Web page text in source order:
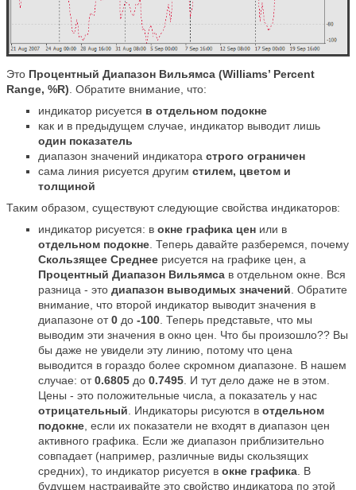
Это Процентный Диапазон Вильямса (Williams’ Percent
Range, %R) . Обратите внимание, что:
индикатор рисуется в отдельном подокне
как и в предыдущем случае, индикатор выводит лишь
один показатель
диапазон значений индикатора строго ограничен
сама линия рисуется другим стилем, цветом и
толщиной
Таким образом, существуют следующие свойства индикаторов:
индикатор рисуется: в окне графика цен или в
отдельном подокне . Теперь давайте разберемся, почему
Скользящее Среднее рисуется на графике цен, а
Процентный Диапазон Вильямса в отдельном окне. Вся
разница - это диапазон выводимых значений . Обратите
внимание, что второй индикатор выводит значения в
диапазоне от0 до -100 . Теперь представьте, что мы
выводим эти значения в окно цен. Что бы произошло?? Вы
бы даже не увидели эту линию, потому что цена
выводится в гораздо более скромном диапазоне. В нашем
случае: от0.6805 до 0.7495 . И тут дело даже не в этом.
Цены - это положительные числа, а показатель у нас
отрицательный . Индикаторы рисуются в отдельном
подокне , если их показатели не входят в диапазон цен
активного графика. Если же диапазон приблизительно
совпадает (например, различные виды скользящих
средних), то индикатор рисуется в окне графика . В
будущем настраивайте это свойство индикатора по этой